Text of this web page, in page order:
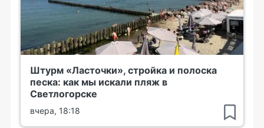
Штурм «Ласточки», стройка и полоска
песка: как мы искали пляж в
Светлогорске
вчера, 18:18